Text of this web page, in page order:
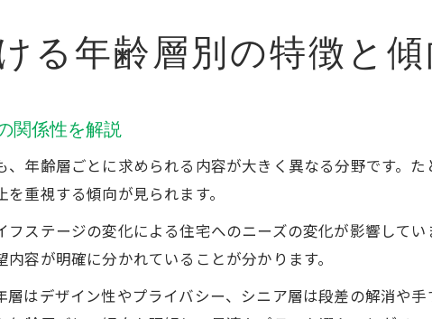
外構工事はライフステージにどう合わせる
外構工事計画時に重視したい年代別視点
外構工事におけるリフォーム需要の変化
中古住宅流通と外構工事の年齢層動向
る年齢層別の特徴と傾
関係性を解説
年齢層ごとに求められる内容が大きく異なる分野です。
重視する傾向が見られます。
ステージの変化による住宅へのニーズの変化が影響して
容が明確に分かれていることが分かります。
はデザイン性やプライバシー、シニア層は段差の解消や